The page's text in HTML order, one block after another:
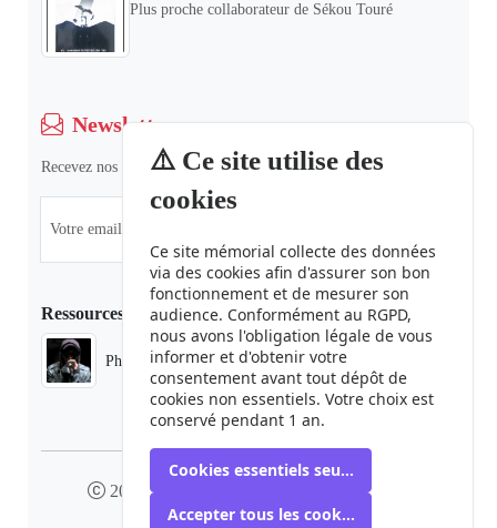
⚠️ Ce site utilise des
cookies
Ce site mémorial collecte des données
via des cookies afin d'assurer son bon
fonctionnement et de mesurer son
audience. Conformément au RGPD,
nous avons l'obligation légale de vous
informer et d'obtenir votre
consentement avant tout dépôt de
cookies non essentiels. Votre choix est
conservé pendant 1 an.
Cookies essentiels seulement
Accepter tous les cookies
Plus proche collaborateur de Sékou Touré
Newsletter
Recevez nos dernières informations et actualités.
Ressources
Phaduba camp boiro
2024 camp-boiro.org - Tous droits réservés